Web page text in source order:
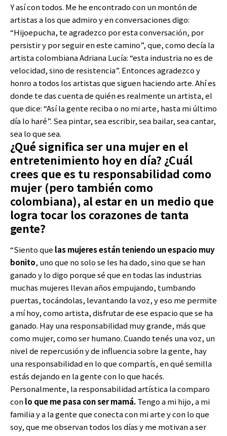
Y así con todos. Me he encontrado con un montón de
artistas a los que admiro y en conversaciones digo:
“Hijoepucha, te agradezco por esta conversación, por
persistir y por seguir en este camino”, que, como decía la
artista colombiana Adriana Lucía: “esta industria no es de
velocidad, sino de resistencia”. Entonces agradezco y
honro a todos los artistas que siguen haciendo arte. Ahí es
donde te das cuenta de quién es realmente un artista, el
que dice: “Así la gente reciba o no mi arte, hasta mi último
día lo haré”. Sea pintar, sea escribir, sea bailar, sea cantar,
sea lo que sea.
¿Qué significa ser una mujer en el
entretenimiento hoy en día? ¿Cuál
crees que es tu responsabilidad como
mujer (pero también como
colombiana), al estar en un medio que
logra tocar los corazones de tanta
gente?
“Siento que las mujeres están teniendo un espacio muy
bonito, uno que no solo se les ha dado, sino que se han
ganado y lo digo porque sé que en todas las industrias
muchas mujeres llevan años empujando, tumbando
puertas, tocándolas, levantando la voz, y eso me permite
a mí hoy, como artista, disfrutar de ese espacio que se ha
ganado. Hay una responsabilidad muy grande, más que
como mujer, como ser humano. Cuando tenés una voz, un
nivel de repercusión y de influencia sobre la gente, hay
una responsabilidad en lo que compartís, en qué semilla
estás dejando en la gente con lo que hacés.
Personalmente, la responsabilidad artística la comparo
conlo que me pasa con ser mamá.Tengo a mi hijo, a mi
familia y a la gente que conecta con mi arte y con lo que
soy, que me observan todos los días y me motivan a ser